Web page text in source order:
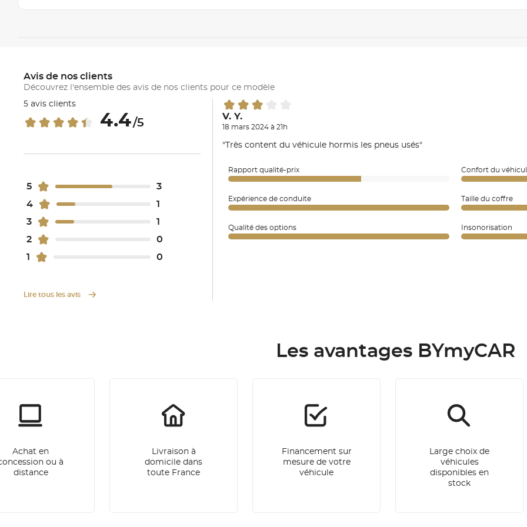
Avis de nos clients
Découvrez l'ensemble des avis de nos clients pour ce modèle
5 avis clients
4.4/5
5
3
4
1
3
1
2
0
1
0
Lire tous les avis
V. Y.
18 mars 2024 à 21h
"Très content du véhicule hormis les pneus usés"
Rapport qualité-prix Confort du
Expérience de conduite Taille du coffre
Qualité des options Insonorisation
Les avantages BYmyCAR
Achat en
ou à
distance
Livraison à
domicile dans
toute France
Financement sur
mesure de votre
véhicule
Large choix de
véhicules
disponibles en
stock